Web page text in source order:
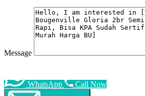
Message
WhatsApp Call Now